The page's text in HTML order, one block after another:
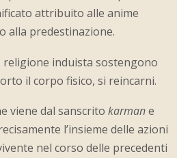
attribuito alle anime
alla predestinazione.
religione induista sostengono
il corpo fisico, si reincarni.
viene dal sanscrito karmane
l’insieme delle azioni
nel corso delle precedenti